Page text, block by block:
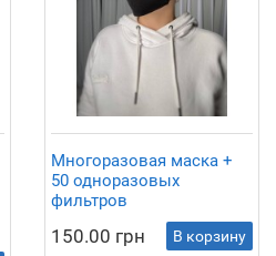
Многоразовая маска +
50 одноразовых
фильтров
150.00 грн В корзину